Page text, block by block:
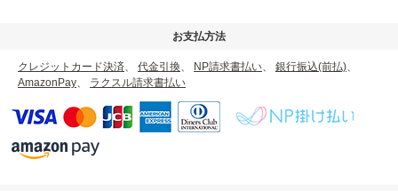
お支払方法
クレジットカード決済、 代金引換、 NP請求書払い、 銀行振込(前払)、
AmazonPay、 ラクスル請求書払い